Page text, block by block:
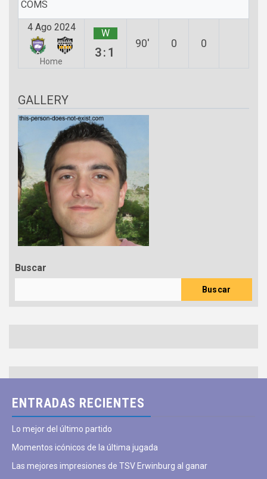
COMS
4 Ago 2024
Home
W
3:1
90′ 0 0
GALLERY
Buscar
Buscar
ENTRADAS RECIENTES
Lo mejor del último partido
Momentos icónicos de la última jugada
Las mejores impresiones de TSV Erwinburg al ganar